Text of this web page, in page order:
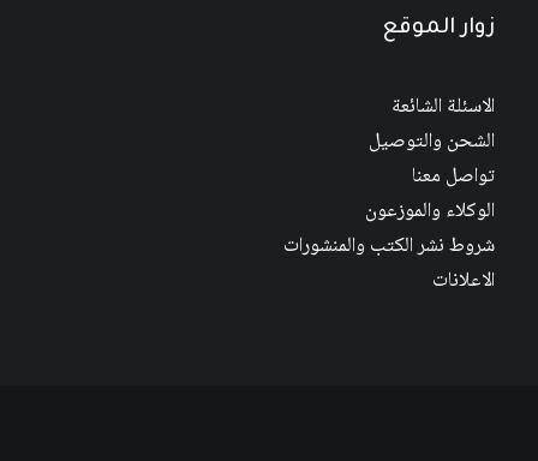
زوار الموقع
الاسئلة الشائعة
الشحن والتوصيل
تواصل معنا
الوكلاء والموزعون
شروط نشر الكتب والمنشورات
الاعلانات